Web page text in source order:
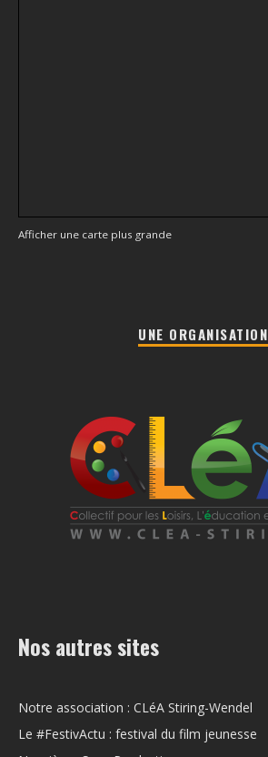
Afficher une carte plus grande
UNE ORGANISATION
Nos autres sites
Notre association : CLéA Stiring-Wendel
Le #FestivActu : festival du film jeunesse